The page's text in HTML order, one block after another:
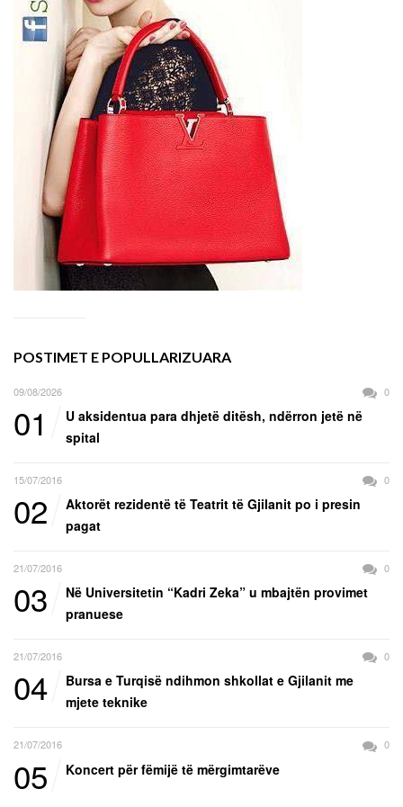
POSTIMET E POPULLARIZUARA
09/08/2026 0
01
U aksidentua para dhjetë ditësh, ndërron jetë në
spital
15/07/2016 0
02
Aktorët rezidentë të Teatrit të Gjilanit po i presin
pagat
21/07/2016 0
03
Në Universitetin “Kadri Zeka” u mbajtën provimet
pranuese
21/07/2016 0
04
Bursa e Turqisë ndihmon shkollat e Gjilanit me
mjete teknike
21/07/2016 0
05 Koncert për fëmijë të mërgimtarëve